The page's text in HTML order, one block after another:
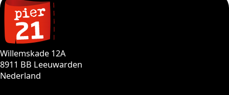
Willemskade 12A
8911 BB Leeuwarden
Nederland